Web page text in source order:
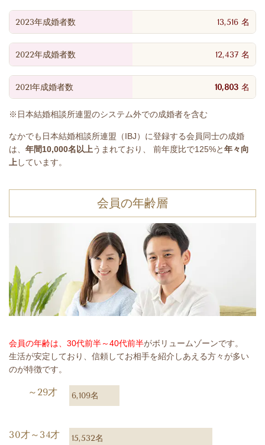
2023年成婚者数 13,516 名
2022年成婚者数 12,437 名
2021年成婚者数 10,803 名
※日本結婚相談所連盟のシステム外での成婚者を含む
なかでも日本結婚相談所連盟（IBJ）に登録する会員同士の成婚
は、 年間10,000名以上うまれており、 前年度比で125%と年々向
上 しています。
会員の年齢層
会員の年齢は、30代前半～40代前半がボリュームゾーンです。
生活が安定しており、信頼してお相手を紹介しあえる方々が多い
のが特徴です。
～29才 6,109名
30才～34才 15,532名